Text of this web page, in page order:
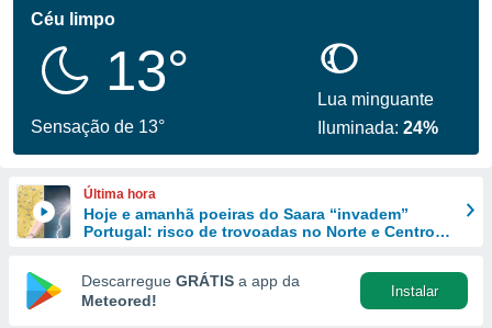
foi
fornecidas
a este
das
e
forma
digital
Céu limpo
13°
Sensação de 13°
Lua minguante
Iluminada:24%
Última hora
Hoje e amanhã poeiras do Saara “invadem”
Portugal: risco de trovoadas no Norte e Centro
Descarregue GRÁTIS a app da
Meteored!
Instalar